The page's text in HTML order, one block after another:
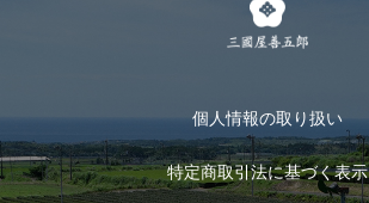
お茶のギフト
おすすめのお茶
ログイン
個人情報の取り扱い
特定商取引法に基づく表示